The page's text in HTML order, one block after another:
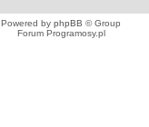
Powered by phpBB © Group
Forum Programosy.pl